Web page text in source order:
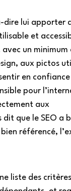
dire lui apporter
et
avec un
aux pictos
en
pour
aux
dit que le SEO a
référencé,
liste des